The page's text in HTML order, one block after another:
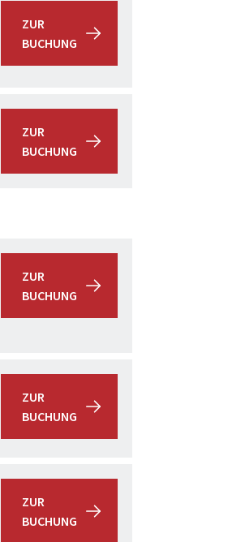
ZUR
BUCHUNG
ZUR
BUCHUNG
ZUR
BUCHUNG
ZUR
BUCHUNG
ZUR
BUCHUNG